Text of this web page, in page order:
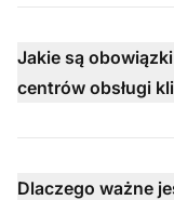
Jakie są
centrów obsługi
Dlaczego ważne